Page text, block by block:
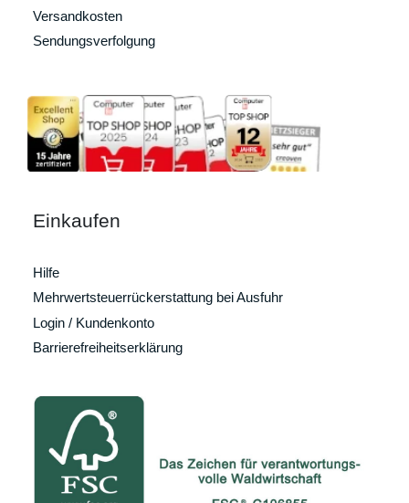
Versandkosten
Sendungsverfolgung
Einkaufen
Hilfe
Mehrwertsteuerrückerstattung bei Ausfuhr
Login / Kundenkonto
Barrierefreiheitserklärung